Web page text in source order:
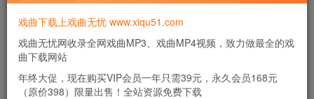
河南坠子《呼延庆打擂》朱立忠03.mp3
河南坠子《呼延庆打擂》朱立忠04.mp3
河南坠子呼延庆打擂4集mp3打包戏曲下载
戏曲下载上戏曲无忧 www.xiqu51.com
戏曲无忧网收录全网戏曲MP3、戏曲MP4视频，致力做最全的戏
曲下载网站
年终大促，现在购买VIP会员一年只需39元，永久会员168元
（原价398）限量出售！全站资源免费下载